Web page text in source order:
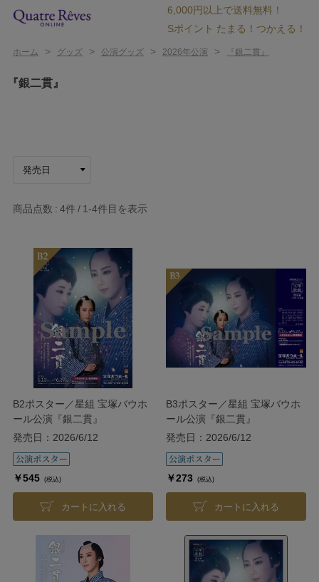
6,000円以上で送料無料！
Sポイント たまる！つかえる！
ホーム > グッズ > 公演グッズ > 2026年公演 > 『銀二貫』
『銀二貫』
商品点数 4件 1-4件目を表示
B2ポスター／星組 宝塚バウホ
ール公演『銀二貫』
発売日：2026/6/12
￥545 (税込)
カートに入れる
B3ポスター／星組 宝塚バウホ
ール公演『銀二貫』
発売日：2026/6/12
￥273 (税込)
カートに入れる